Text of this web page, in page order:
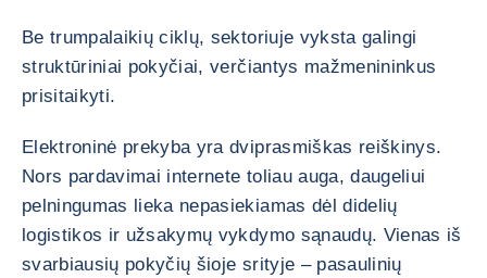
Be trumpalaikių ciklų, sektoriuje vyksta galingi
struktūriniai pokyčiai, verčiantys mažmenininkus
prisitaikyti.
Elektroninė prekyba yra dviprasmiškas reiškinys.
Nors pardavimai internete toliau auga, daugeliui
pelningumas lieka nepasiekiamas dėl didelių
logistikos ir užsakymų vykdymo sąnaudų. Vienas iš
svarbiausių pokyčių šioje srityje – pasaulinių